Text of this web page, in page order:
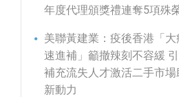
年度代理頒獎禮連奪5項殊
美聯黃建業：疫後香港「
速進補」籲撤辣刻不容緩
補充流失人才激活二手市
新動力